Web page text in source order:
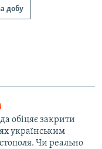
добу
обіцяє закрити
українським
Чи реально